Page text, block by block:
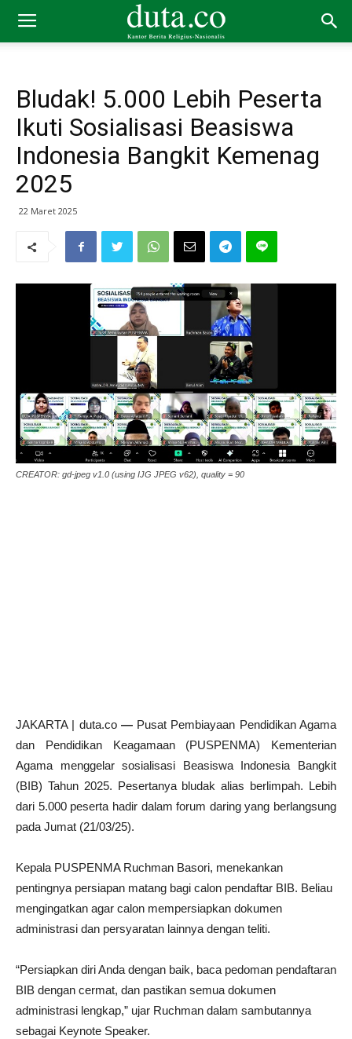
Bludak! 5.000 Lebih Peserta
Ikuti Sosialisasi Beasiswa
Indonesia Bangkit Kemenag
2025
22 Maret 2025
CREATOR: gd-jpeg v1.0 (using IJG JPEG v62), quality = 90
JAKARTA | duta.co — Pusat Pembiayaan Pendidikan Agama
dan Pendidikan Keagamaan (PUSPENMA) Kementerian
Agama menggelar sosialisasi Beasiswa Indonesia Bangkit
(BIB) Tahun 2025. Pesertanya bludak alias berlimpah. Lebih
dari 5.000 peserta hadir dalam forum daring yang berlangsung
pada Jumat (21/03/25).
Kepala PUSPENMA Ruchman Basori, menekankan
pentingnya persiapan matang bagi calon pendaftar BIB. Beliau
mengingatkan agar calon mempersiapkan dokumen
administrasi dan persyaratan lainnya dengan teliti.
“Persiapkan diri Anda dengan baik, baca pedoman pendaftaran
BIB dengan cermat, dan pastikan semua dokumen
administrasi lengkap,” ujar Ruchman dalam sambutannya
sebagai Keynote Speaker.